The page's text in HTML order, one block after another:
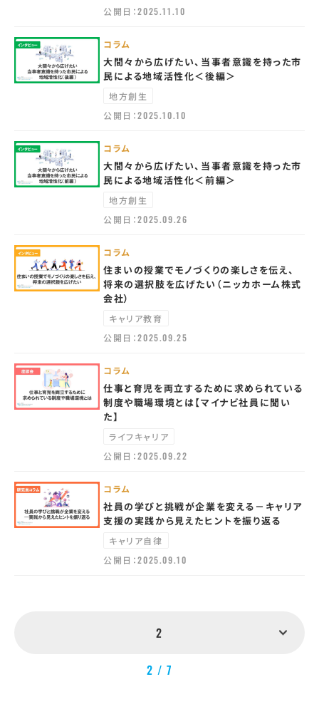
公開日：2025.11.10
コラム
大間々から広げたい、当事者意識を持った市
民による地域活性化＜後編＞
地方創生
公開日：2025.10.10
コラム
大間々から広げたい、当事者意識を持った市
民による地域活性化＜前編＞
地方創生
公開日：2025.09.26
コラム
住まいの授業でモノづくりの楽しさを伝え、
将来の選択肢を広げたい（ニッカホーム株式
会社）
キャリア教育
公開日：2025.09.25
コラム
仕事と育児を両立するために求められている
制度や職場環境とは【マイナビ社員に聞い
た】
ライフキャリア
公開日：2025.09.22
コラム
社員の学びと挑戦が企業を変える－キャリア
支援の実践から見えたヒントを振り返る
キャリア自律
公開日：2025.09.10
2
2 / 7